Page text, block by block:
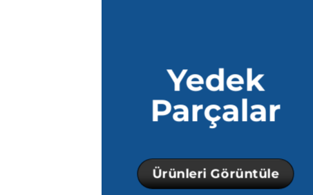
Yedek
Parçalar
Ürünleri Görüntüle